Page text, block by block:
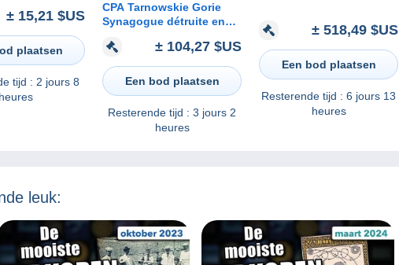
± 15,21 $US
plaatsen
tijd : 2 jours 8
heures
CPA Tarnowskie Gorie
Synagogue détruite en
± 104,27 $US
Een bod plaatsen
Resterende tijd : 3 jours 2
heures
± 518,49 $US
Een bod plaatsen
Resterende tijd : 6 jours 13
heures
leuk: